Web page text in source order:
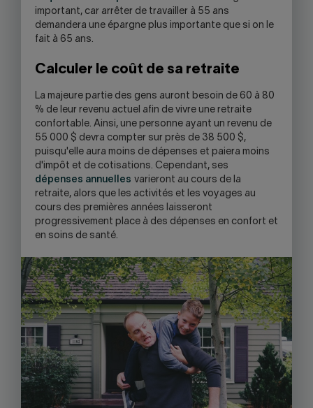
important, car arrêter de travailler à 55 ans
demandera une épargne plus importante que si on le
fait à 65 ans.
Calculer le coût de sa retraite
La majeure partie des gens auront besoin de 60 à 80
% de leur revenu actuel afin de vivre une retraite
confortable. Ainsi, une personne ayant un revenu de
55 000 $ devra compter sur près de 38 500 $,
puisqu'elle aura moins de dépenses et paiera moins
d'impôt et de cotisations. Cependant, ses
dépenses annuelles varieront au cours de la
retraite, alors que les activités et les voyages au
cours des premières années laisseront
progressivement place à des dépenses en confort et
en soins de santé.